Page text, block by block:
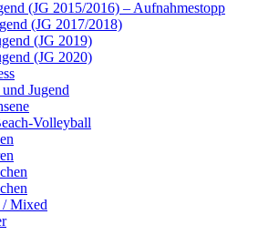
(JG 2015/2016) – Aufnahmestopp
(JG 2017/2018)
(JG 2019)
(JG 2020)
Jugend
Volleyball
Mixed